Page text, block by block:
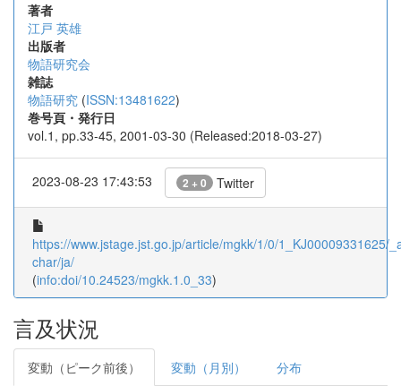
著者
江戸 英雄
出版者
物語研究会
雑誌
物語研究 (ISSN:13481622)
巻号頁・発行日
vol.1, pp.33-45, 2001-03-30 (Released:2018-03-27)
2023-08-23 17:43:53 2 + 0 Twitter
https://www.jstage.jst.go.jp/article/mgkk/1/0/1_KJ00009331625/
char/ja/
(info:doi/10.24523/mgkk.1.0_33)
言及状況
変動（ピーク前後） 変動（月別） 分布